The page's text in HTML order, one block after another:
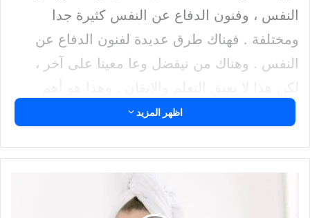
النفس ، وفنون الدفاع عن النفس كثيرة جدا
ومختلفة . فهناك طرق عديدة لفنون الدفاع عن
النفس . وهناك من نيفضل وعا معينا على آخر ،
لكن هذا لا يعيق التعلم والإتقان . وهذا هو أهم
ماتتطلبه معرفة فنون الدفاع عن النفس وتعلمها.
تعلم فنون القتال… كيف؟
لكي تتعلم أي فن قتالي ، يجب أن تركز على ثلاث
نقاط أساسية. وهي أن تجد المعلم المناسب
اظهر المزيد